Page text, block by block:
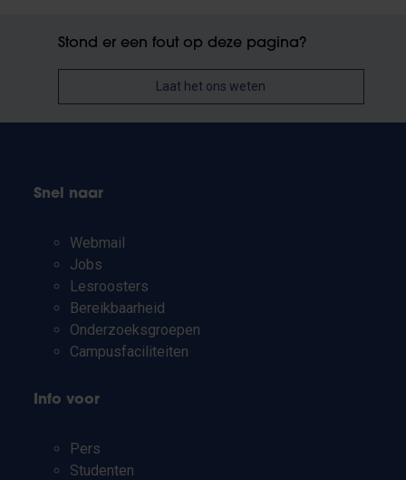
Stond er een fout op deze pagina?
Laat het ons weten
Snel naar
Webmail
Jobs
Lesroosters
Bereikbaarheid
Onderzoeksgroepen
Campusfaciliteiten
Info voor
Pers
Studenten